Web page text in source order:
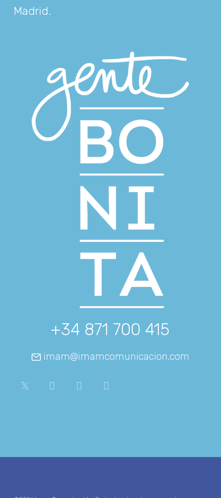
Madrid.
+34 871 700 415
imam@imamcomunicacion.com